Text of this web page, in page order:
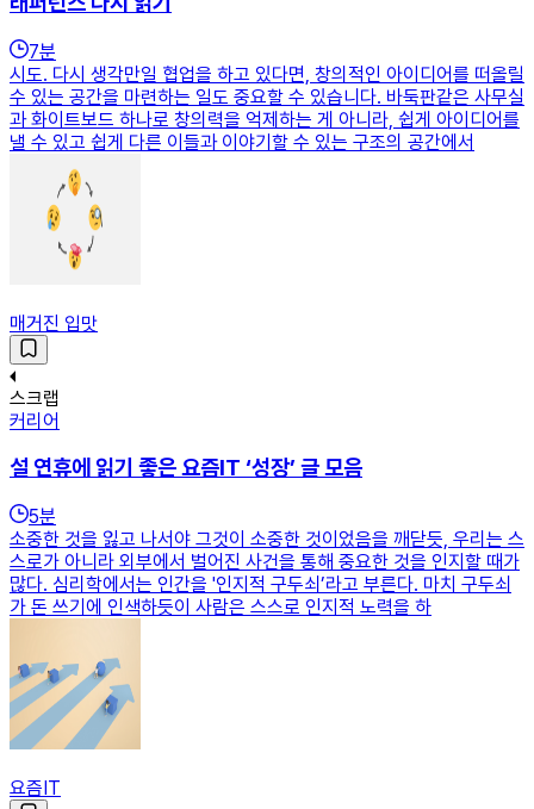
7분
시도. 다시 생각만일 협업을 하고 있다면, 창의적인 아이디어를 떠올릴
수 있는 공간을 마련하는 일도 중요할 수 있습니다. 바둑판같은 사무실
과 화이트보드 하나로 창의력을 억제하는 게 아니라, 쉽게 아이디어를
낼 수 있고 쉽게 다른 이들과 이야기할 수 있는 구조의 공간에서
매거진 입맛
스크랩
커리어
설 연휴에 읽기 좋은 요즘IT ‘성장’ 글 모음
5분
소중한 것을 잃고 나서야 그것이 소중한 것이었음을 깨닫듯, 우리는 스
스로가 아니라 외부에서 벌어진 사건을 통해 중요한 것을 인지할 때가
많다. 심리학에서는 인간을 '인지적 구두쇠’라고 부른다. 마치 구두쇠
가 돈 쓰기에 인색하듯이 사람은 스스로 인지적 노력을 하
요즘IT